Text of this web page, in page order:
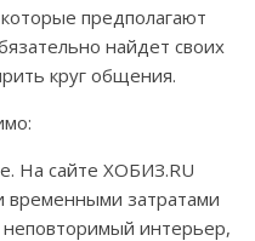
предполагают
найдет своих
круг общения.
На сайте ХОБИЗ.RU
временными затратами
интерьер,